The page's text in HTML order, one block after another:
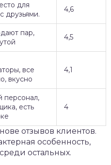
для
друзьями.
4,6
пар,
4,5
все
вкусно
4,1
персонал,
есть
4
отзывов клиентов.
особенность,
остальных.